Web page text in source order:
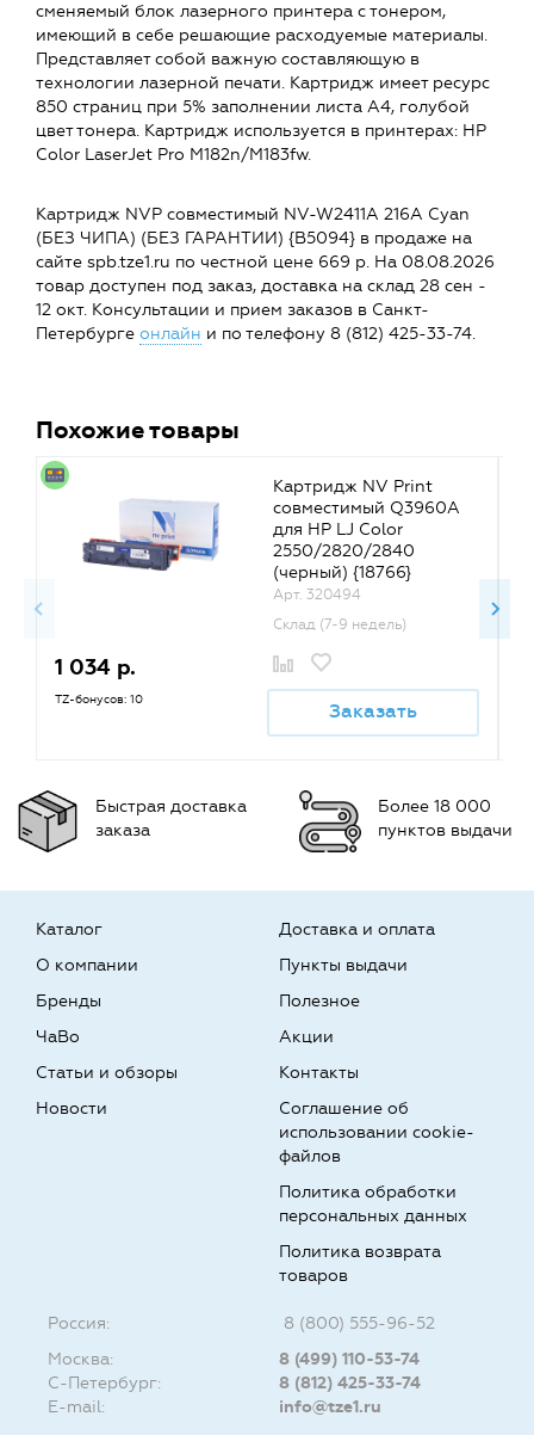
сменяемый блок лазерного принтера с тонером,
имеющий в себе решающие расходуемые материалы.
Представляет собой важную составляющую в
технологии лазерной печати. Картридж имеет ресурс
850 страниц при 5% заполнении листа А4, голубой
цвет тонера. Картридж используется в принтерах: HP
Color LaserJet Pro M182n/M183fw.
Картридж NVP совместимый NV-W2411A 216A Cyan
(БЕЗ ЧИПА) (БЕЗ ГАРАНТИИ) {B5094} в продаже на
сайте spb.tze1.ru по честной цене 669 р. На 08.08.2026
товар доступен под заказ, доставка на склад 28 сен -
12 окт. Консультации и прием заказов в Санкт-
Петербурге онлайн и по телефону 8 (812) 425-33-74.
Похожие товары
Картридж NV Print
совместимый Q3960A
для HP LJ Color
2550/2820/2840
(черный) {18766}
Арт. 320494
Склад (7-9 недель)
1 034 р.
TZ-бонусов: 10 Заказать
Быстрая доставка
заказа
Более 18 000
пунктов выдачи
Каталог
О компании
Бренды
Доставка и оплата
Пункты выдачи
Полезное
ЧаВо
Статьи и обзоры
Новости
Акции
Контакты
Соглашение об
использовании cookie-
файлов
Политика обработки
персональных данных
Политика возврата
товаров
Россия:
8 (800) 555-96-52
Москва:
8 (499) 110-53-74
С-Петербург:
8 (812) 425-33-74
E-mail:
info@tze1.ru